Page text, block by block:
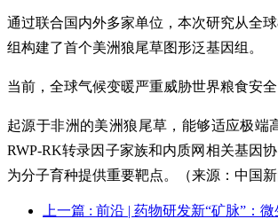
通过联合国内外多家单位，本次研究从全
组构建了首个美洲狼尾草图形泛基因组。
当前，全球气候变暖严重威胁世界粮食安
起源于非洲的美洲狼尾草，能够适应极
RWP-RK转录因子家族和内质网相关基因
为分子育种提供重要靶点。（来源：中国新
上一篇 : 前沿 | 药物研发新“矿脉”：微